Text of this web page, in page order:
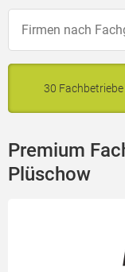
30
Premium
Plüschow